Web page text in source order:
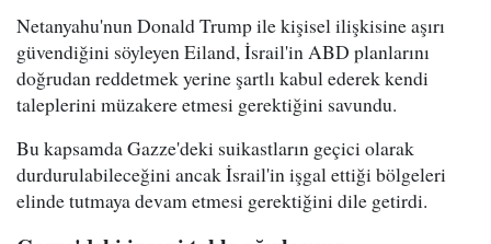
Netanyahu'nun Donald Trump ile kişisel ilişkisine aşırı
güvendiğini söyleyen Eiland, İsrail'in ABD planlarını
doğrudan reddetmek yerine şartlı kabul ederek kendi
taleplerini müzakere etmesi gerektiğini savundu.
Bu kapsamda Gazze'deki suikastların geçici olarak
durdurulabileceğini ancak İsrail'in işgal ettiği bölgeleri
elinde tutmaya devam etmesi gerektiğini dile getirdi.